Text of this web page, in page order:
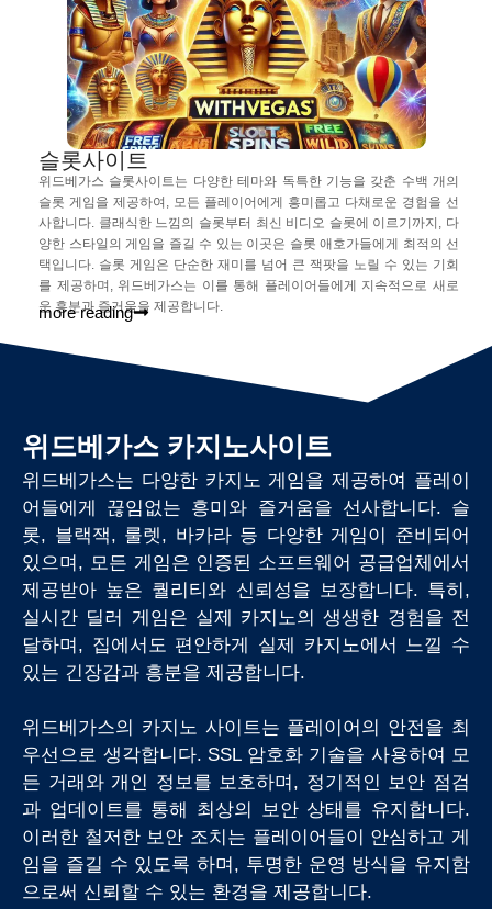
슬롯사이트
위드베가스 슬롯사이트는 다양한 테마와 독특한 기능을 갖춘 수백 개의
슬롯 게임을 제공하여, 모든 플레이어에게 흥미롭고 다채로운 경험을 선
사합니다. 클래식한 느낌의 슬롯부터 최신 비디오 슬롯에 이르기까지, 다
양한 스타일의 게임을 즐길 수 있는 이곳은 슬롯 애호가들에게 최적의 선
택입니다. 슬롯 게임은 단순한 재미를 넘어 큰 잭팟을 노릴 수 있는 기회
를 제공하며, 위드베가스는 이를 통해 플레이어들에게 지속적으로 새로
운 흥분과 즐거움을 제공합니다.
more reading
위드베가스 카지노사이트
위드베가스는 다양한 카지노 게임을 제공하여 플레이
어들에게 끊임없는 흥미와 즐거움을 선사합니다. 슬
롯, 블랙잭, 룰렛, 바카라 등 다양한 게임이 준비되어
있으며, 모든 게임은 인증된 소프트웨어 공급업체에서
제공받아 높은 퀄리티와 신뢰성을 보장합니다. 특히,
실시간 딜러 게임은 실제 카지노의 생생한 경험을 전
달하며, 집에서도 편안하게 실제 카지노에서 느낄 수
있는 긴장감과 흥분을 제공합니다.
위드베가스의 카지노 사이트는 플레이어의 안전을 최
우선으로 생각합니다. SSL 암호화 기술을 사용하여 모
든 거래와 개인 정보를 보호하며, 정기적인 보안 점검
과 업데이트를 통해 최상의 보안 상태를 유지합니다.
이러한 철저한 보안 조치는 플레이어들이 안심하고 게
임을 즐길 수 있도록 하며, 투명한 운영 방식을 유지함
으로써 신뢰할 수 있는 환경을 제공합니다.